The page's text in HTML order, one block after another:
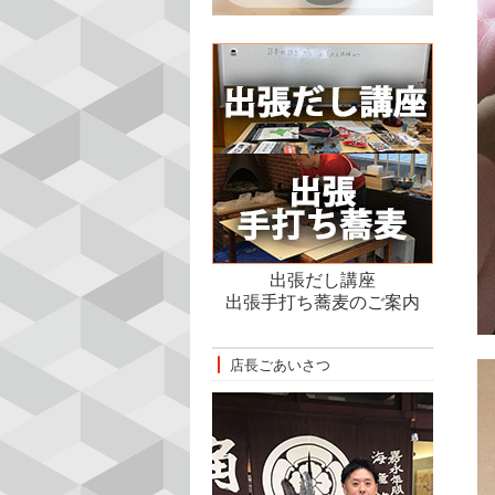
出張だし講座
出張手打ち蕎麦のご案内
店長ごあいさつ